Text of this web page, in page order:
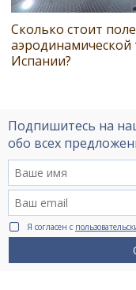
Сколько стоит
аэродинамической
Испании?
Подпишитесь на
обо всех
Я согласен с